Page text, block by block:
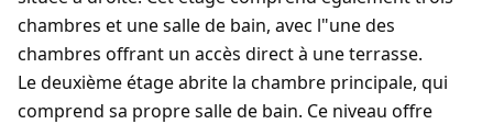
chambres et une salle de bain, avec l"une des
chambres offrant un accès direct à une terrasse.
Le deuxième étage abrite la chambre principale, qui
comprend sa propre salle de bain. Ce niveau offre